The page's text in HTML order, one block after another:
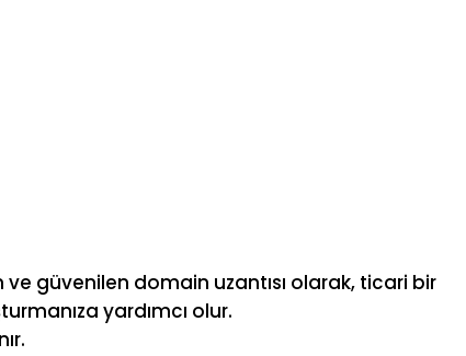
güvenilen domain uzantısı olarak, ticari bir
yardımcı olur.